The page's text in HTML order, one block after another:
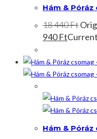
Hám & Póráz
18 440Ft
940Ft
Hám & Póráz